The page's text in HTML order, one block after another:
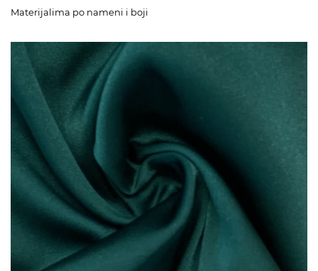
Materijalima po nameni i boji